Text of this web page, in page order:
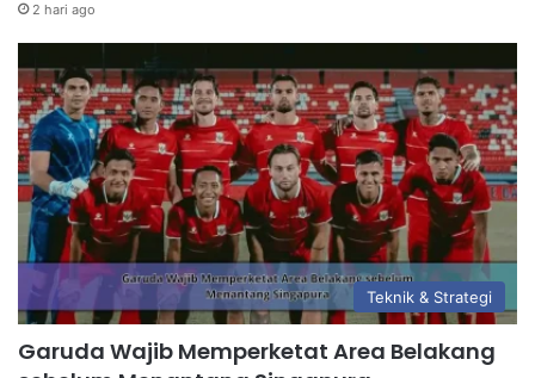
2 hari ago
Teknik & Strategi
Garuda Wajib Memperketat Area Belakang